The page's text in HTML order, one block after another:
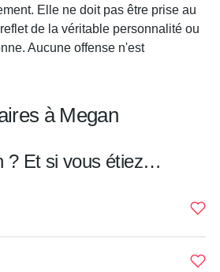
Elle ne doit pas être prise au
de la véritable personnalité ou
Aucune offense n'est
à Megan
? Et si vous étiez…